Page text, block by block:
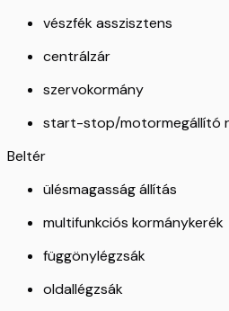
vészfék asszisztens
centrálzár
szervokormány
start-stop/motormegállító
Beltér
ülésmagasság állítás
multifunkciós kormánykerék
függönylégzsák
oldallégzsák